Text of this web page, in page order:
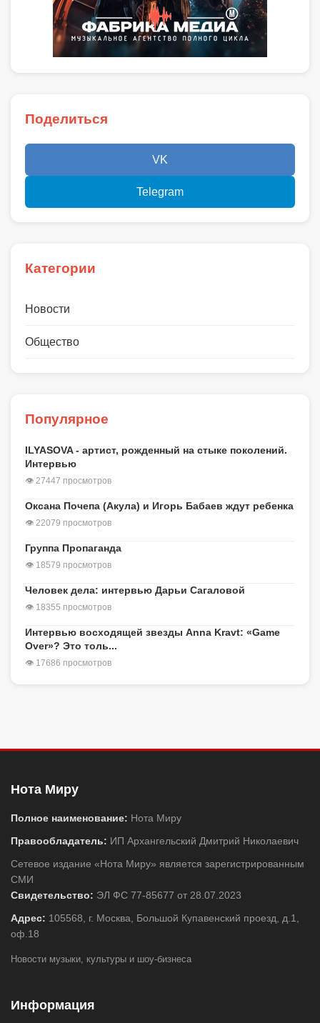
Поделиться
VK
Telegram
Категории
Новости
Общество
Популярное
ILYASOVA - артист, рожденный на стыке поколений.
Интервью
👁 27447 просмотров
Оксана Почепа (Акула) и Игорь Бабаев ждут ребенка
👁 22079 просмотров
Группа Пропаганда
👁 18579 просмотров
Человек дела: интервью Дарьи Сагаловой
👁 18355 просмотров
Интервью восходящей звезды Anna Kravt: «Game
Over»? Это толь...
👁 17686 просмотров
Нота Миру
Полное наименование: Нота Миру
Правообладатель: ИП Архангельский Дмитрий Николаевич
Сетевое издание «Нота Миру» является зарегистрированным
СМИ
Свидетельство: ЭЛ ФС 77-85677 от 28.07.2023
Адрес: 105568, г. Москва, Большой Купавенский проезд, д.1,
оф.18
Новости музыки, культуры и шоу-бизнеса
Информация